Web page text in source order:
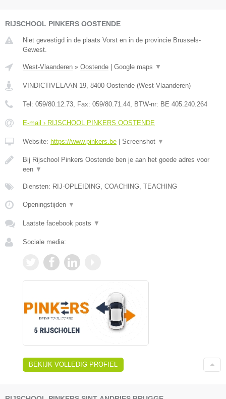
RIJSCHOOL PINKERS OOSTENDE
Niet gevestigd in de plaats Vorst en in de provincie Brussels-
Gewest.
West-Vlaanderen » Oostende Google maps ▼
VINDICTIVELAAN 19, 8400 Oostende (West-Vlaanderen)
Tel: 059/80.12.73, Fax: 059/80.71.44, BTW-nr: BE 405.240.264
E-mail › RIJSCHOOL PINKERS OOSTENDE
Website: https://www.pinkers.be Screenshot ▼
Bij Rijschool Pinkers Oostende ben je aan het goede adres voor
een ▼
Diensten: RIJ-OPLEIDING, COACHING, TEACHING
Openingstijden ▼
Laatste facebook posts ▼
Sociale media:
BEKIJK VOLLEDIG PROFIEL